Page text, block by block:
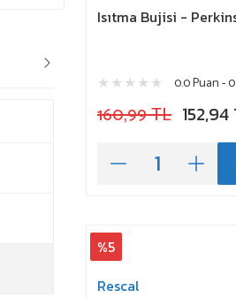
Isıtma Bujisi -
0.0 Puan -
160,99 TL 152,94
%5
Rescal